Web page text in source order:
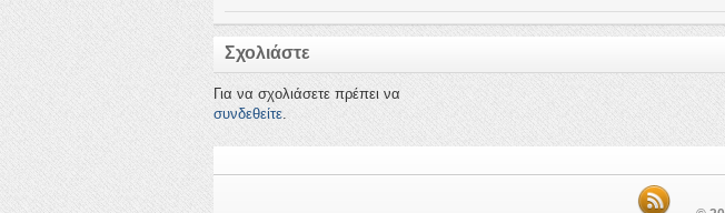
Σχολιάστε
Για να σχολιάσετε πρέπει να
συνδεθείτε.